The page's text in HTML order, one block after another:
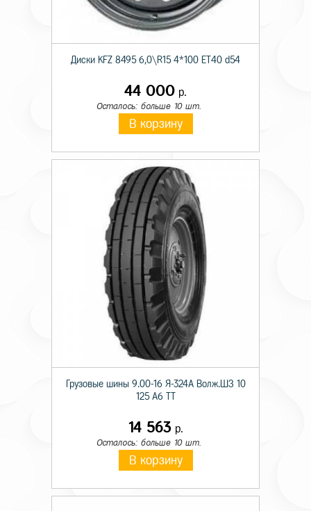
Диски KFZ 8495 6,0\R15 4*100 ET40 d54
44 000 р.
Осталось: больше 10 шт.
В корзину
Грузовые шины 9.00-16 Я-324А Волж.ШЗ 10
125 A6 TT
14 563р.
Осталось: больше 10 шт.
В корзину